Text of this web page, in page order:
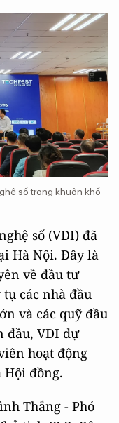
số trong khuôn khổ
số (VDI) đã
Hà Nội. Đây là
về đầu tư
các nhà đầu
và các quỹ đầu
đầu, VDI dự
hoạt động
đồng.
Thắng - Phó